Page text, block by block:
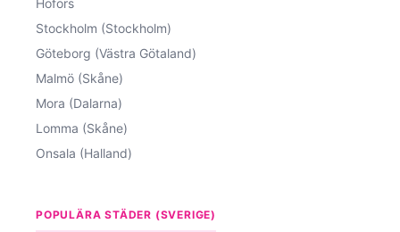
Stockholm (Stockholm)
Göteborg (Västra Götaland)
Malmö (Skåne)
Mora (Dalarna)
Lomma (Skåne)
Onsala (Halland)
POPULÄRA STÄDER (SVERIGE)